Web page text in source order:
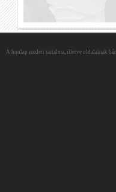
A honlap eredeti tartalma, illetve oldalainak